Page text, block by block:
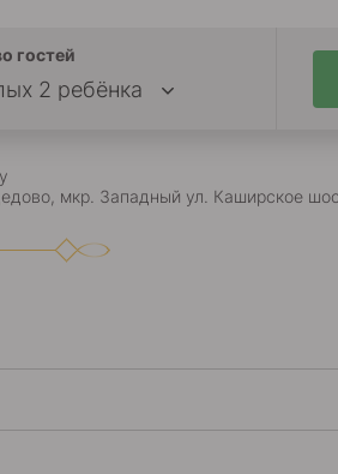
гостей
2 ребёнка
мкр. Западный ул. Каширское